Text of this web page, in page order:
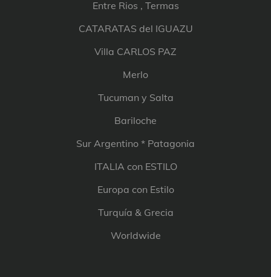
Entre Rios , Termas
CATARATAS del IGUAZU
Villa CARLOS PAZ
Merlo
Tucuman y Salta
Bariloche
Sur Argentino * Patagonia
ITALIA con ESTILO
Europa con Estilo
Turquía & Grecia
Worldwide